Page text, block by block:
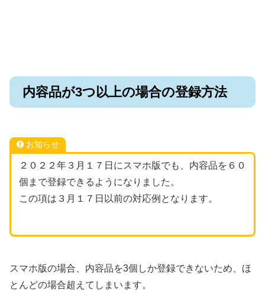
内容品が3つ以上の場合の登録方法
お知らせ
２０２２年３月１７日にスマホ版でも、内容品を６０
個まで登録できるようになりました。
この項は３月１７日以前の対応例となります。
スマホ版の場合、内容品を3個しか登録できないため、ほ
とんどの場合超えてしまいます。